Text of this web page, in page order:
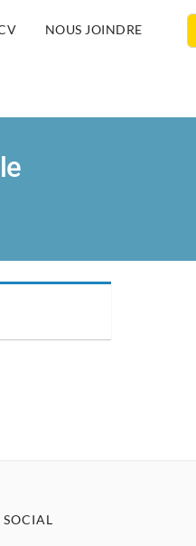
NOUS JOINDRE
SOCIAL